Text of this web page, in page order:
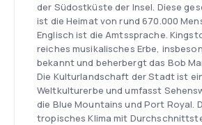
der Südostküste der Insel. Diese
ist die Heimat von rund 670.000
Englisch ist die Amtssprache.
reiches musikalisches Erbe,
bekannt und beherbergt das Bob
Die Kulturlandschaft der Stadt ist
Weltkulturerbe und umfasst
die Blue Mountains und Port Royal.
tropisches Klima mit